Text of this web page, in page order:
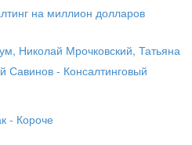
на миллион долларов
Николай Мрочковский, Татьяна
Савинов - Консалтинговый
- Короче